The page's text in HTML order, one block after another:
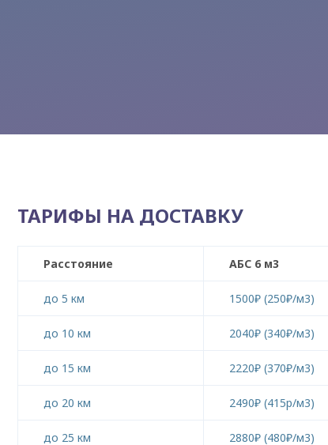
ТАРИФЫ НА ДОСТАВКУ
Расстояние АБС 6 м3
до 5 км 1500₽ (250₽/м3)
до 10 км 2040₽ (340₽/м3)
до 15 км 2220₽ (370₽/м3)
до 20 км 2490₽ (415р/м3)
до 25 км 2880₽ (480₽/м3)